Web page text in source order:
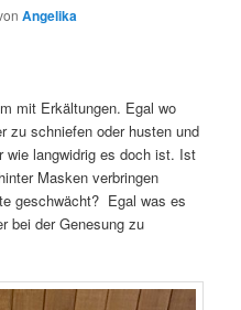
Angelika
mit Erkältungen. Egal wo
zu schniefen oder husten und
wie langwidrig es doch ist. Ist
Masken verbringen
geschwächt? Egal was es
bei der Genesung zu